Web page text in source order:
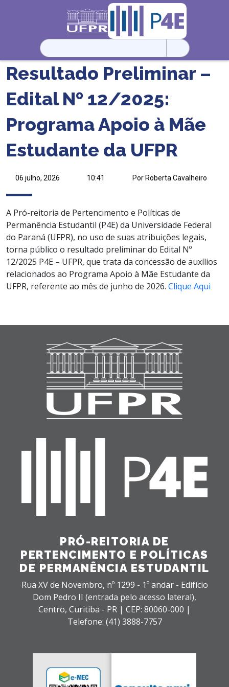
Pesquisar
por:
Resultado Preliminar –
Edital Nº 12/2025:
Programa Apoio à Mãe
Estudante da UFPR
06 julho, 2026 10:41 Por Roberta Cavalheiro
A Pró-reitoria de Pertencimento e Políticas de
Permanência Estudantil (P4E) da Universidade Federal
do Paraná (UFPR), no uso de suas atribuições legais,
torna público o resultado preliminar do Edital Nº
12/2025 P4E – UFPR, que trata da concessão de auxílios
relacionados ao Programa Apoio à Mãe Estudante da
UFPR, referente ao mês de junho de 2026. Clique Aqui
PRÓ-REITORIA DE
PERTENCIMENTO E POLÍTICAS
DE PERMANÊNCIA ESTUDANTIL
Rua XV de Novembro, nº 1299 - 1º andar - Edifício
Dom Pedro II (entrada pelo acesso lateral),
Centro, Curitiba - PR | CEP: 80060-000 |
Telefone: (41) 3888-7757